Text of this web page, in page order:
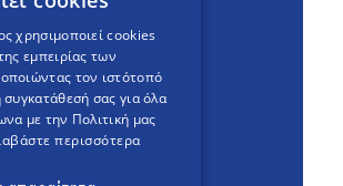
Ακολουθήστε
English Version
project
χρησιμοποιεί cookies
εμπειρίας των
τον ιστότοπό
σας για όλα
με την Πολιτική μας
περισσότερα